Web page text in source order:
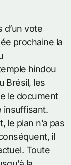
d’un vote
prochaine la
hindou
Brésil, les
le document
insuffisant.
le plan n’a pas
il
Toute